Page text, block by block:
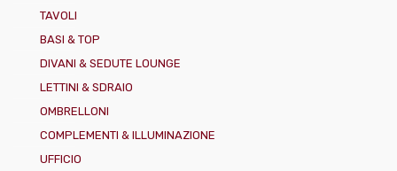
TAVOLI
BASI & TOP
DIVANI & SEDUTE LOUNGE
LETTINI & SDRAIO
OMBRELLONI
COMPLEMENTI & ILLUMINAZIONE
UFFICIO